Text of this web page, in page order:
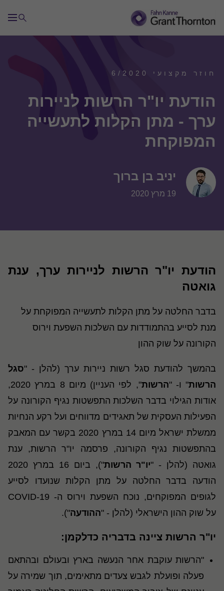
חוזר מקצועי 6/2020
הודעת יו"ר הרשות לניירות
ערך - מתן הקלות לתעשייה
המפוקחת
יניב בן ברוך
19 מרץ 2020
הודעת יו"ר הרשות לניירות ערך, ענת
גואטה
בדבר החלטה על מתן הקלות לתעשייה המפוקחת על
מנת לסייע בהתמודדות עם השלכות השפעת וירוס
הקורונה על שוק ההון
בהמשך להודעת סגל רשות ניירות ערך (להלן - "סגל
הרשות" ו- "הרשות
", לפי העניין) מיום 8 במרץ 2020,
אודות הגילוי בדבר השלכות התפשטות נגיף הקורונה על
הפעילות העסקית של תאגידים מדווחים ועל רקע הנחיות
ממשלת ישראל מיום 14 במרץ 2020 בקשר עם המאבק
בהתפשטות נגיף הקורונה, פרסמה יו"ר הרשות, ענת
גואטה (להלן - "יו"ר הרשות
"), ביום 16 במרץ 2020
הודעה בדבר החלטה על מתן הקלות שנועדו לסייע
לגופים המפוקחים, נוכח השפעת וירוס ה- COVID-19
על שוק ההון הישראלי (להלן - "ההודעה").
יו"ר הרשות ציינה בדבריה כדלקמן:
"הרשות עוקבת אחר הנעשה בארץ ובעולם ובהתאם
פעלה ופועלת לגבש צעדים מתאימים, תוך שמירה על